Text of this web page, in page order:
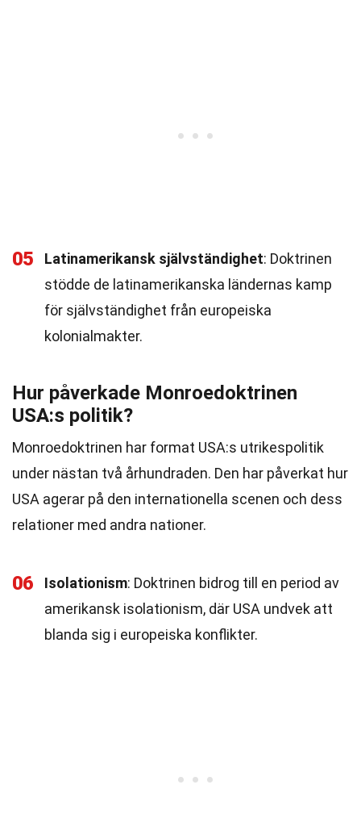
05 Latinamerikansk självständighet: Doktrinen
stödde de latinamerikanska ländernas kamp
för självständighet från europeiska
kolonialmakter.
Hur påverkade Monroedoktrinen
USA:s politik?
Monroedoktrinen har format USA:s utrikespolitik
under nästan två århundraden. Den har påverkat hur
USA agerar på den internationella scenen och dess
relationer med andra nationer.
06 Isolationism: Doktrinen bidrog till en period av
amerikansk isolationism, där USA undvek att
blanda sig i europeiska konflikter.